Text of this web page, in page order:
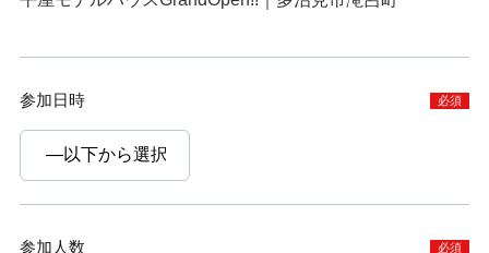
参加日時 必須
参加人数 必須